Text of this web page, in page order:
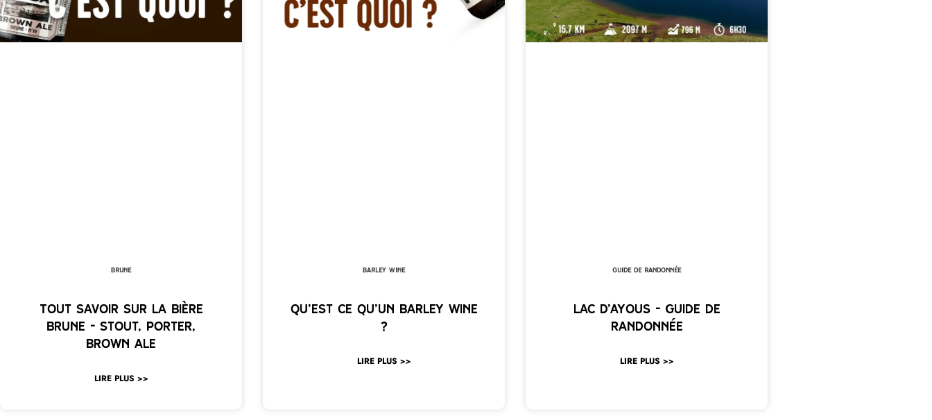
Brune
Tout savoir sur la bière
brune – Stout, Porter,
Brown Ale
LIRE PLUS >>
Barley Wine
Qu’est ce qu’un Barley Wine
?
LIRE PLUS >>
Guide de randonnée
Lac d’Ayous – Guide de
randonnée
LIRE PLUS >>